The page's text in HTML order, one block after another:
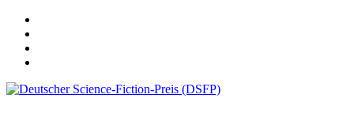
Zum
Inhalt
springen